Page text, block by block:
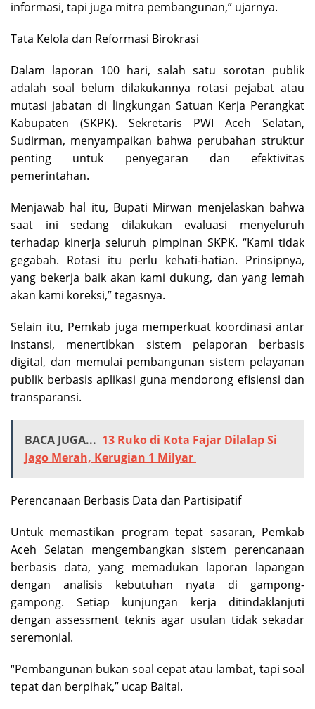
informasi, tapi juga mitra pembangunan,” ujarnya.
Tata Kelola dan Reformasi Birokrasi
Dalam laporan 100 hari, salah satu sorotan publik
adalah soal belum dilakukannya rotasi pejabat atau
mutasi jabatan di lingkungan Satuan Kerja Perangkat
Kabupaten (SKPK). Sekretaris PWI Aceh Selatan,
Sudirman, menyampaikan bahwa perubahan struktur
penting untuk penyegaran dan efektivitas
pemerintahan.
Menjawab hal itu, Bupati Mirwan menjelaskan bahwa
saat ini sedang dilakukan evaluasi menyeluruh
terhadap kinerja seluruh pimpinan SKPK. “Kami tidak
gegabah. Rotasi itu perlu kehati-hatian. Prinsipnya,
yang bekerja baik akan kami dukung, dan yang lemah
akan kami koreksi,” tegasnya.
Selain itu, Pemkab juga memperkuat koordinasi antar
instansi, menertibkan sistem pelaporan berbasis
digital, dan memulai pembangunan sistem pelayanan
publik berbasis aplikasi guna mendorong efisiensi dan
transparansi.
BACA JUGA... 13 Ruko di Kota Fajar Dilalap Si
Jago Merah, Kerugian 1 Milyar
Perencanaan Berbasis Data dan Partisipatif
Untuk memastikan program tepat sasaran, Pemkab
Aceh Selatan mengembangkan sistem perencanaan
berbasis data, yang memadukan laporan lapangan
dengan analisis kebutuhan nyata di gampong-
gampong. Setiap kunjungan kerja ditindaklanjuti
dengan assessment teknis agar usulan tidak sekadar
seremonial.
“Pembangunan bukan soal cepat atau lambat, tapi soal
tepat dan berpihak,” ucap Baital.